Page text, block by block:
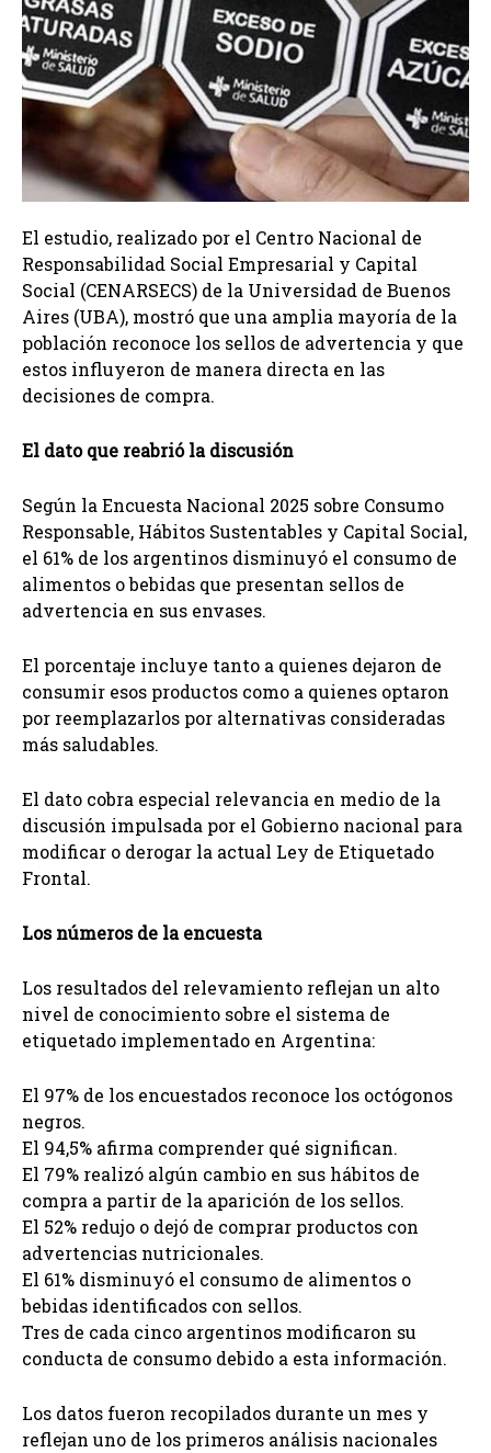
El estudio, realizado por el Centro Nacional de
Responsabilidad Social Empresarial y Capital
Social (CENARSECS) de la Universidad de Buenos
Aires (UBA), mostró que una amplia mayoría de la
población reconoce los sellos de advertencia y que
estos influyeron de manera directa en las
decisiones de compra.
El dato que reabrió la discusión
Según la Encuesta Nacional 2025 sobre Consumo
Responsable, Hábitos Sustentables y Capital Social,
el 61% de los argentinos disminuyó el consumo de
alimentos o bebidas que presentan sellos de
advertencia en sus envases.
El porcentaje incluye tanto a quienes dejaron de
consumir esos productos como a quienes optaron
por reemplazarlos por alternativas consideradas
más saludables.
El dato cobra especial relevancia en medio de la
discusión impulsada por el Gobierno nacional para
modificar o derogar la actual Ley de Etiquetado
Frontal.
Los números de la encuesta
Los resultados del relevamiento reflejan un alto
nivel de conocimiento sobre el sistema de
etiquetado implementado en Argentina:
El 97% de los encuestados reconoce los octógonos
negros.
El 94,5% afirma comprender qué significan.
El 79% realizó algún cambio en sus hábitos de
compra a partir de la aparición de los sellos.
El 52% redujo o dejó de comprar productos con
advertencias nutricionales.
El 61% disminuyó el consumo de alimentos o
bebidas identificados con sellos.
Tres de cada cinco argentinos modificaron su
conducta de consumo debido a esta información.
Los datos fueron recopilados durante un mes y
reflejan uno de los primeros análisis nacionales